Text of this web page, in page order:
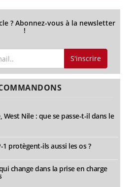
? Abonnez-vous à la newsletter
!
S'inscrire
Nile : que se passe-t-il dans le
1 protègent-ils aussi les os ?
change dans la prise en charge